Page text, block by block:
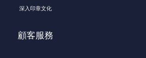
深入印章文化
顧客服務